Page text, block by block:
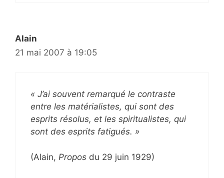
Alain
21 mai 2007 à 19:05
« J’ai souvent remarqué le contraste
entre les matérialistes, qui sont des
esprits résolus, et les spiritualistes, qui
sont des esprits fatigués. »
(Alain, Propos du 29 juin 1929)